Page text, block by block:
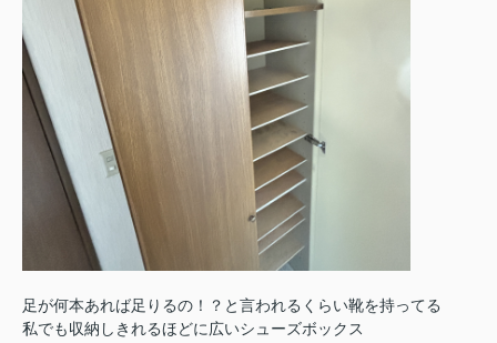
足が何本あれば足りるの！？と言われるくらい靴を持ってる
私でも収納しきれるほどに広いシューズボックス